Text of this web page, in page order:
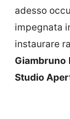
adesso
impegnata
instaurare
Giambruno
Studio